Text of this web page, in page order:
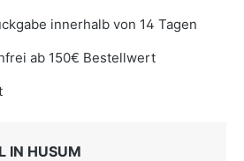
innerhalb von 14 Tagen
ab 150€ Bestellwert
IN HUSUM